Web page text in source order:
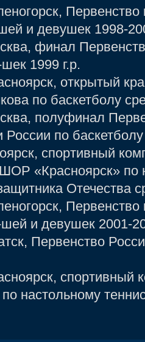
и девушек 1998-
финал
1999 г.р.
открытый
по баскетболу
полуфинал
России по
спортивный
«Красноярск» по
Отечества
и девушек 2001-
Первенство
спортивный
настольному